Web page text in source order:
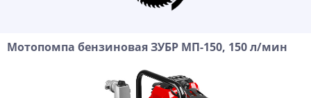
Мотопомпа бензиновая ЗУБР МП-150, 150 л/мин